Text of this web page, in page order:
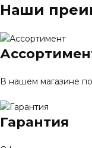
Наши
В нашем магазине
Гарантия